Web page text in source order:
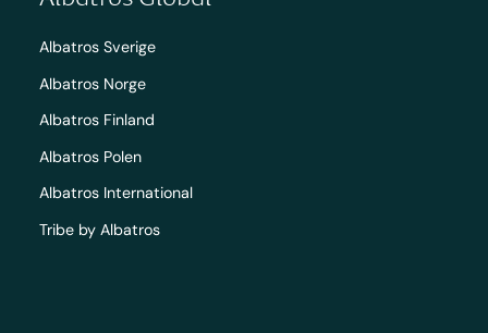
Albatros Sverige
Albatros Norge
Albatros Finland
Albatros Polen
Albatros International
Tribe by Albatros